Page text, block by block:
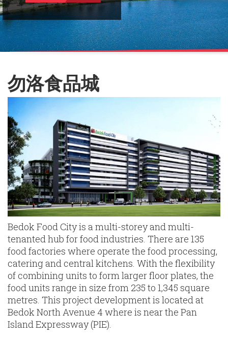
招聘
联系我们
勿洛食品城
Bedok Food City is a multi-storey and multi-
tenanted hub for food industries. There are 135
food factories where operate the food processing,
catering and central kitchens. With the flexibility
of combining units to form larger floor plates, the
food units range in size from 235 to 1,345 square
metres. This project development is located at
Bedok North Avenue 4 where is near the Pan
Island Expressway (PIE).